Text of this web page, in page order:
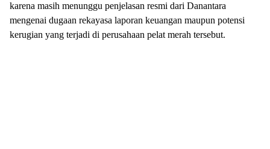
karena masih menunggu penjelasan resmi dari Danantara
mengenai dugaan rekayasa laporan keuangan maupun potensi
kerugian yang terjadi di perusahaan pelat merah tersebut.